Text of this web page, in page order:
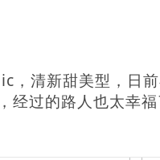
，清新甜美型，日
经过的路人也太幸福